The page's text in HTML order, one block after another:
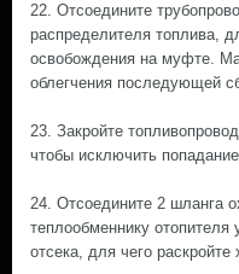
22. Отсоедините
распределителя топлива,
освобождения на муфте.
облегчения последующей
23. Закройте
чтобы исключить
24. Отсоедините 2 шланга
теплообменнику отопителя
отсека, для чего раскройте